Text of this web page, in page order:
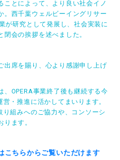
ことによって、より良い社会イノ
。西千葉ウェルビーイングリサー
が研究として発展し、社会実装に
会の挨拶を述べました。
出席を賜り、心より感謝申し上げ
OPERA事業終了後も継続する今
・推進に活かしてまいります。
組みへのご協力や、コンソーシ
ます。
こちらからご覧いただけます